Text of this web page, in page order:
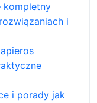
kompletny
i
i porady jak